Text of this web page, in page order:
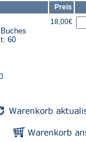
Preis
60
18,00€